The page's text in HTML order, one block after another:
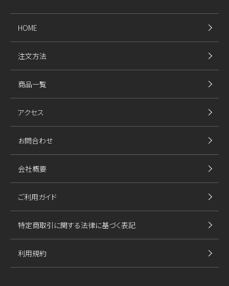
HOME
注文方法
商品一覧
アクセス
お問合わせ
会社概要
ご利用ガイド
特定商取引に関する法律に基づく表記
利用規約